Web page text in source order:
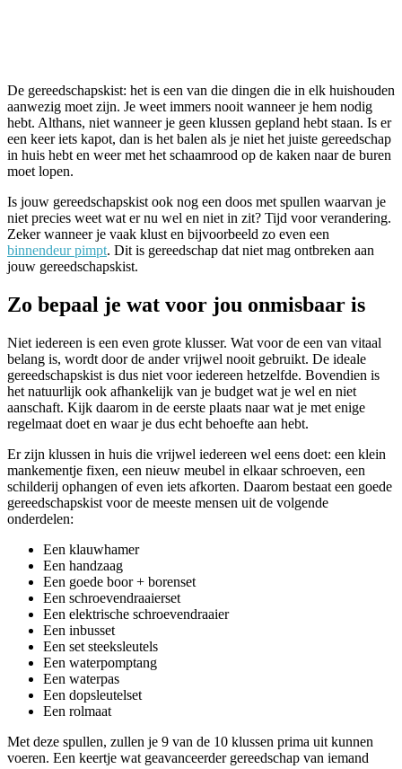
De gereedschapskist: het is een van die dingen die in elk huishouden
aanwezig moet zijn. Je weet immers nooit wanneer je hem nodig
hebt. Althans, niet wanneer je geen klussen gepland hebt staan. Is er
een keer iets kapot, dan is het balen als je niet het juiste gereedschap
in huis hebt en weer met het schaamrood op de kaken naar de buren
moet lopen.
Is jouw gereedschapskist ook nog een doos met spullen waarvan je
niet precies weet wat er nu wel en niet in zit? Tijd voor verandering.
Zeker wanneer je vaak klust en bijvoorbeeld zo even een
binnendeur pimpt. Dit is gereedschap dat niet mag ontbreken aan
jouw gereedschapskist.
Zo bepaal je wat voor jou onmisbaar is
Niet iedereen is een even grote klusser. Wat voor de een van vitaal
belang is, wordt door de ander vrijwel nooit gebruikt. De ideale
gereedschapskist is dus niet voor iedereen hetzelfde. Bovendien is
het natuurlijk ook afhankelijk van je budget wat je wel en niet
aanschaft. Kijk daarom in de eerste plaats naar wat je met enige
regelmaat doet en waar je dus echt behoefte aan hebt.
Er zijn klussen in huis die vrijwel iedereen wel eens doet: een klein
mankementje fixen, een nieuw meubel in elkaar schroeven, een
schilderij ophangen of even iets afkorten. Daarom bestaat een goede
gereedschapskist voor de meeste mensen uit de volgende
onderdelen:
Een klauwhamer
Een handzaag
Een goede boor + borenset
Een schroevendraaierset
Een elektrische schroevendraaier
Een inbusset
Een set steeksleutels
Een waterpomptang
Een waterpas
Een dopsleutelset
Een rolmaat
Met deze spullen, zullen je 9 van de 10 klussen prima uit kunnen
voeren. Een keertje wat geavanceerder gereedschap van iemand